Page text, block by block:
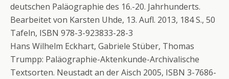
deutschen Paläographie des 16.-20. Jahrhunderts.
Bearbeitet von Karsten Uhde, 13. Aufl. 2013, 184 S., 50
Tafeln, ISBN 978-3-923833-28-3
Hans Wilhelm Eckhart, Gabriele Stüber, Thomas
Trumpp: Paläographie-Aktenkunde-Archivalische
Textsorten. Neustadt an der Aisch 2005, ISBN 3-7686-